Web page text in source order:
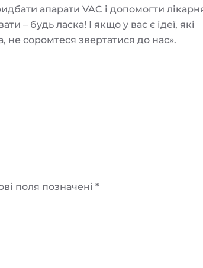
апарати VAC і допомогти
– будь ласка! І якщо у вас є ідеї, які
не соромтеся звертатися до нас».
поля позначені *